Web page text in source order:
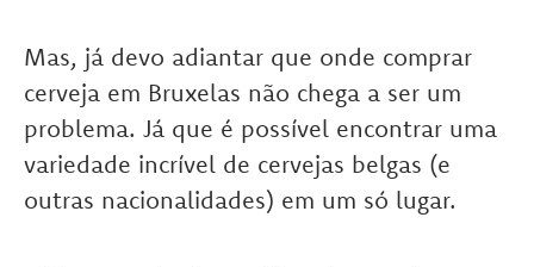
Mas, já devo adiantar que onde comprar
cerveja em Bruxelas não chega a ser um
problema. Já que é possível encontrar uma
variedade incrível de cervejas belgas (e
outras nacionalidades) em um só lugar.